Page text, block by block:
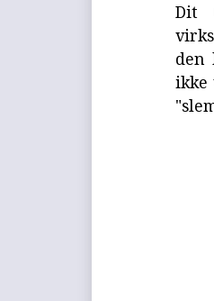
Dit
den
ikke